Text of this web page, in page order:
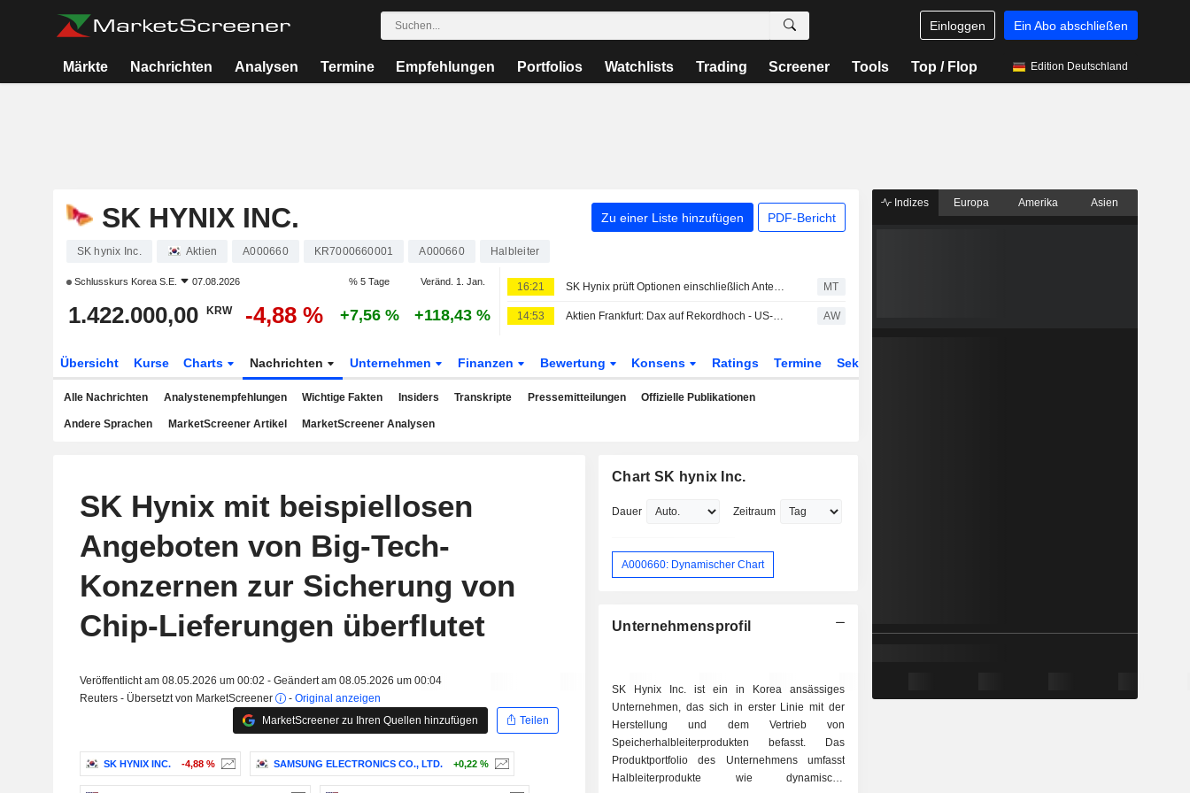
Einloggen Ein Abo abschließen
Märkte Nachrichten Analysen Termine Empfehlungen Portfolios Watchlists Trading Screener Tools Top / Flop Edition Deutschland
SK HYNIX INC. Zu einer Liste hinzufügen PDF-Bericht
SK hynix Inc. Aktien A000660 KR7000660001 A000660 Halbleiter
Schlusskurs Korea S.E. 07.08.2026 % 5 Tage Veränd. 1. Jan.
1.422.000,00 KRW -4,88 % +7,56 % +118,43 %
16:21 SK Hynix prüft Optionen einschließlich Anteilsverkauf für Werk in Chongqing MT
14:53 Aktien Frankfurt: Dax auf Rekordhoch - US-Jobdaten mindern Zinssorgen AW
Übersicht Kurse Charts Nachrichten Unternehmen Finanzen Bewertung Konsens Ratings Termine Sektor
Alle Nachrichten Analystenempfehlungen Wichtige Fakten Insiders Transkripte Pressemitteilungen Offizielle Publikationen
Andere Sprachen MarketScreener Artikel MarketScreener Analysen
SK Hynix mit beispiellosen
Angeboten von Big-Tech-
Konzernen zur Sicherung von
Chip-Lieferungen überflutet
Veröffentlicht am 08.05.2026 um 00:02 - Geändert am 08.05.2026 um 00:04
Reuters - Übersetzt von MarketScreener
- Original anzeigen
MarketScreener zu Ihren Quellen hinzufügen
Teilen
SK HYNIX INC. -4,88 % SAMSUNG ELECTRONICS CO., LTD. +0,22 %
Chart SK hynix Inc.
Dauer Zeitraum
A000660: Dynamischer Chart
Unternehmensprofil
SK Hynix Inc. ist ein in Korea ansässiges
Unternehmen, das sich in erster Linie mit der
Herstellung und dem Vertrieb von
Speicherhalbleiterprodukten befasst. Das
Produktportfolio des Unternehmens umfasst
Halbleiterprodukte wie dynamische
Indizes Europa Amerika Asien